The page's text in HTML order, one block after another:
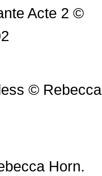
Acte 2 ©
© Rebecca
Horn.